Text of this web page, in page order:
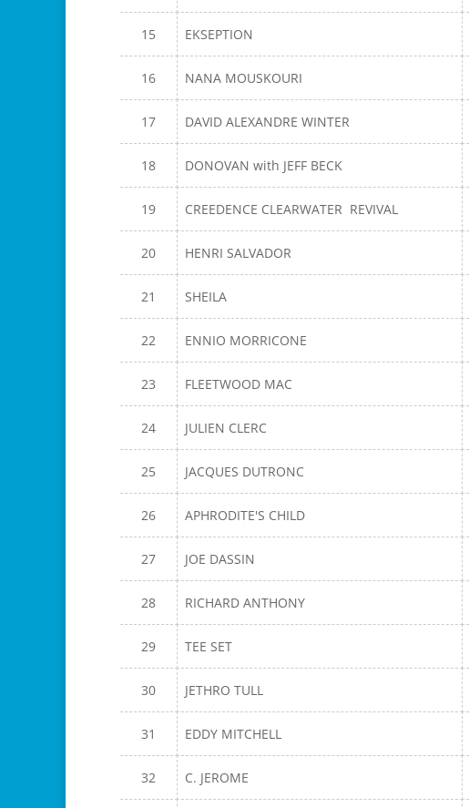
15 EKSEPTION
16 NANA MOUSKOURI
17 DAVID ALEXANDRE WINTER
18 DONOVAN with JEFF BECK
19 CREEDENCE CLEARWATER REVIVAL
20 HENRI SALVADOR
21 SHEILA
22 ENNIO MORRICONE
23 FLEETWOOD MAC
24 JULIEN CLERC
25 JACQUES DUTRONC
26 APHRODITE'S CHILD
27 JOE DASSIN
28 RICHARD ANTHONY
29 TEE SET
30 JETHRO TULL
31 EDDY MITCHELL
32 C. JEROME